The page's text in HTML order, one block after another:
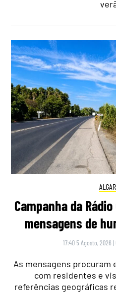
Campanha da
mensagens de
17:40 5 Agosto, 2026 |
As mensagens procuram
com residentes e
referências geográficas